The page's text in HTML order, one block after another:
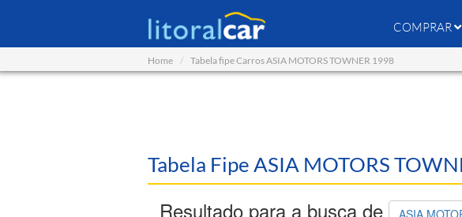
COMPRAR
Home Tabela fipe Carros ASIA MOTORS TOWNER 1998
Tabela Fipe ASIA MOTORS
Resultado para a busca de ASIA